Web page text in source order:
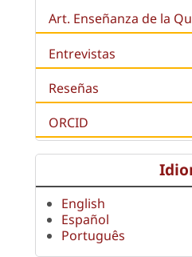
Art. Enseñanza de la
Entrevistas
Reseñas
ORCID
English
Español
Português